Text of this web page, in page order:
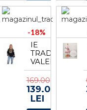
-18%
IE
TRADITIONALA
VALERIA
169.00
139.00
LEI